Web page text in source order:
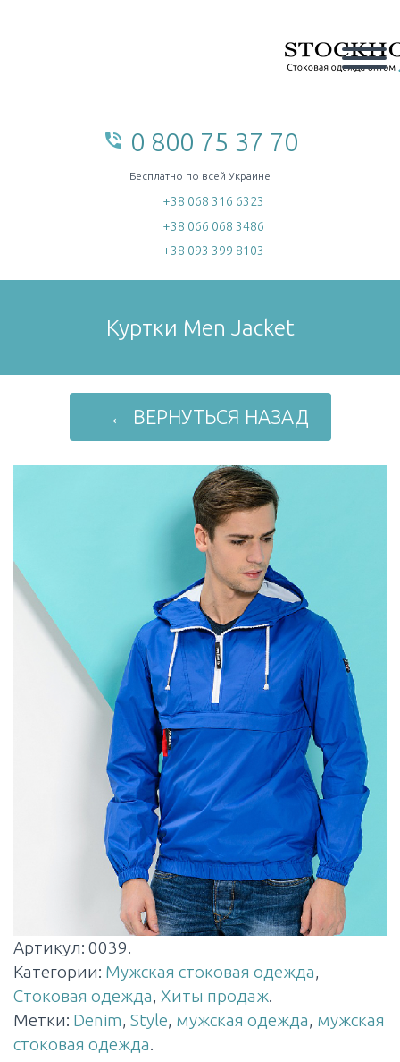
phone_in_talk 0 800 75 37 70
Бесплатно по всей Украине
+38 068 316 6323
+38 066 068 3486
+38 093 399 8103
Куртки Men Jacket
← ВЕРНУТЬСЯ НАЗАД
Артикул: 0039.
Категории: Мужская стоковая одежда,
Стоковая одежда, Хиты продаж.
Метки: Denim, Style, мужская одежда, мужская
стоковая одежда.